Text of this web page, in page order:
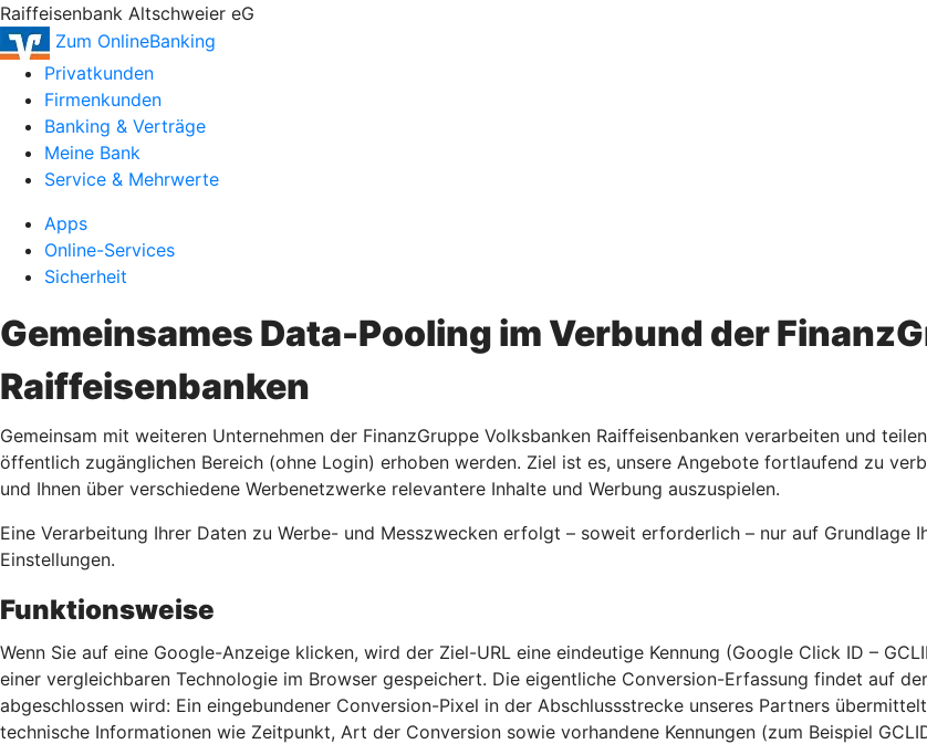
Raiffeisenbank Altschweier eG
Zum OnlineBanking
Privatkunden
Firmenkunden
Banking & Verträge
Meine Bank
Service & Mehrwerte
Apps
Online-Services
Sicherheit
Gemeinsames Data-Pooling im Verbund der
Raiffeisenbanken
Gemeinsam mit weiteren Unternehmen der FinanzGruppe Volksbanken Raiffeisenbanken verarbeiten und
öffentlich zugänglichen Bereich (ohne Login) erhoben werden. Ziel ist es, unsere Angebote fortlaufend zu
und Ihnen über verschiedene Werbenetzwerke relevantere Inhalte und Werbung auszuspielen.
Eine Verarbeitung Ihrer Daten zu Werbe- und Messzwecken erfolgt – soweit erforderlich – nur auf
Einstellungen.
Funktionsweise
Wenn Sie auf eine Google-Anzeige klicken, wird der Ziel-URL eine eindeutige Kennung (Google Click ID –
einer vergleichbaren Technologie im Browser gespeichert. Die eigentliche Conversion-Erfassung findet auf
abgeschlossen wird: Ein eingebundener Conversion-Pixel in der Abschlussstrecke unseres Partners
technische Informationen wie Zeitpunkt, Art der Conversion sowie vorhandene Kennungen (zum Beispiel